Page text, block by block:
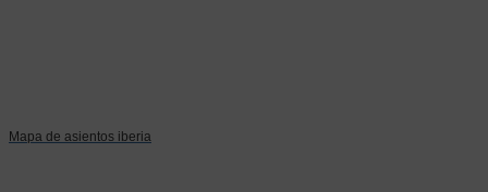
Mapa de asientos iberia